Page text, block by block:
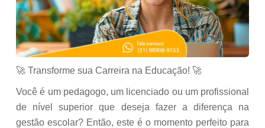
🚀 Transforme sua Carreira na Educação! 🚀
Você é um pedagogo, um licenciado ou um profissional
de nível superior que deseja fazer a diferença na
gestão escolar? Então, este é o momento perfeito para